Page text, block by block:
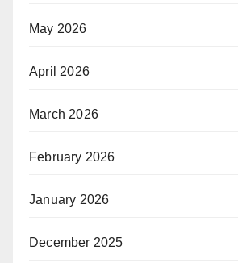
May 2026
April 2026
March 2026
February 2026
January 2026
December 2025